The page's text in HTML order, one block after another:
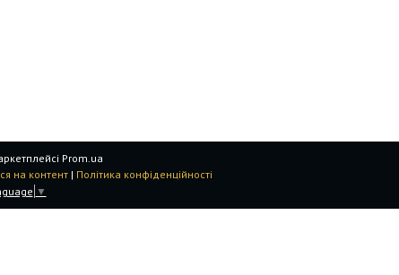
Prom.ua
на контент | Політика конфіденційності
▼